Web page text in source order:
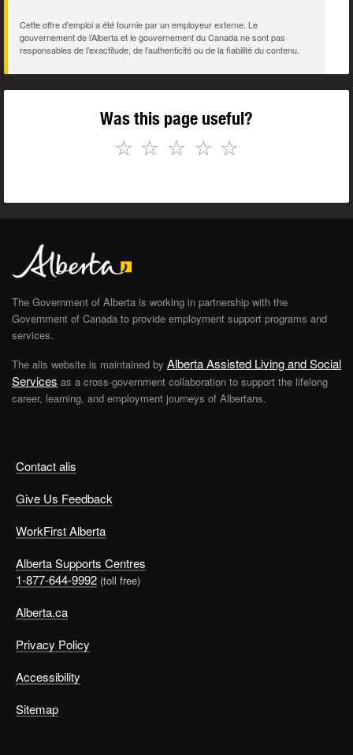
Cette offre d’emploi a été fournie par un employeur externe. Le
gouvernement de l’Alberta et le gouvernement du Canada ne sont pas
responsables de l’exactitude, de l’authenticité ou de la fiabilité du contenu.
Was this page useful?
☆
☆
☆
☆
☆
Contact alis
Give Us Feedback
WorkFirst Alberta
Alberta Supports Centres
1-877-644-9992 (toll free)
Alberta.ca
Privacy Policy
Accessibility
Sitemap
The Government of Alberta is working in partnership with the
Government of Canada to provide employment support programs and
services.
The alis website is maintained by Alberta Assisted Living and Social
Services as a cross-government collaboration to support the lifelong
career, learning, and employment journeys of Albertans.